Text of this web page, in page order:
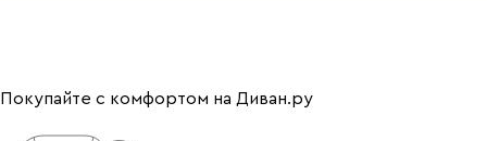
Покупайте с комфортом на Диван.ру